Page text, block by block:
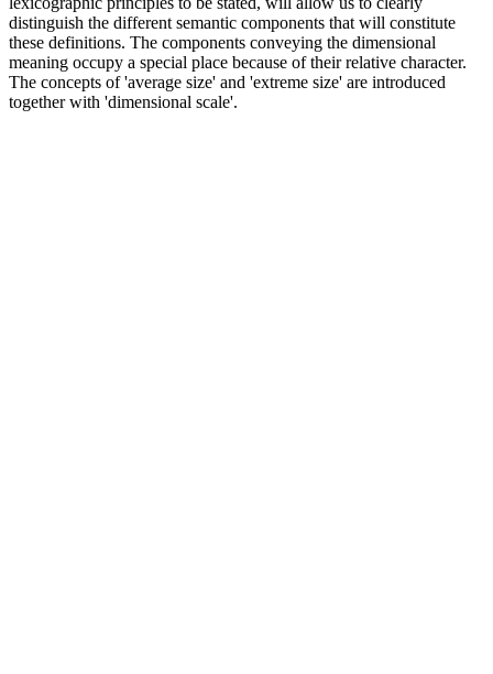
distinguish the different semantic components that will constitute
these definitions. The components conveying the dimensional
meaning occupy a special place because of their relative character.
The concepts of 'average size' and 'extreme size' are introduced
together with 'dimensional scale'.